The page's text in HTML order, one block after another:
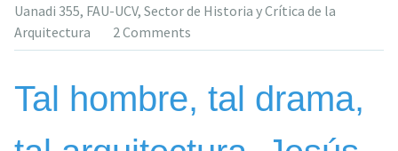
Uanadi 355, FAU-UCV, Sector de Historia y Crítica de la
Arquitectura
2 Comments
Tal hombre, tal drama,